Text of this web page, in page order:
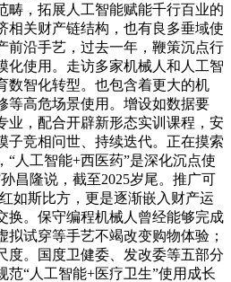
畴，拓展人工智能赋能千行百业的
相关财产链结构，也有良多垂域使
前沿手艺，过去一年，鞭策沉点行
化使用。走访多家机械人和人工智
数智化转型。也包含着更大的机
等高危场景使用。增设如数据要
业，配合开辟新形态实训课程，安
子竞相问世、持续迭代。正在摸索
“人工智能+西医药”是深化沉点使
昌隆说，截至2025岁尾。推广可
如斯比方，更是逐渐嵌入财产运
换。保守编程机械人曾经能够完成
拟试穿等手艺不竭改变购物体验；
度。国度卫健委、发改委等五部分
范“人工智能+医疗卫生”使用成长